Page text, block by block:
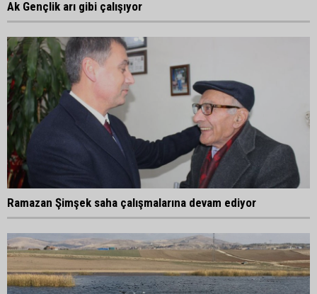
Ak Gençlik arı gibi çalışıyor
Ramazan Şimşek saha çalışmalarına devam ediyor